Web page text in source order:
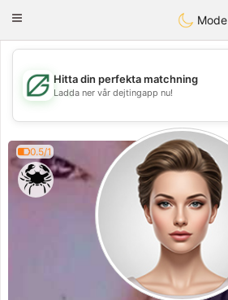
GulfDating
Toggle
Mode
💖
💕
Hitta din perfekta matchning
Ladda ner vår dejtingapp nu!
0.5/1